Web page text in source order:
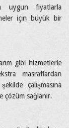
uygun fiyatlarla
için büyük bir
gibi hizmetlerle
masraflardan
çalışmasına
çözüm sağlanır.